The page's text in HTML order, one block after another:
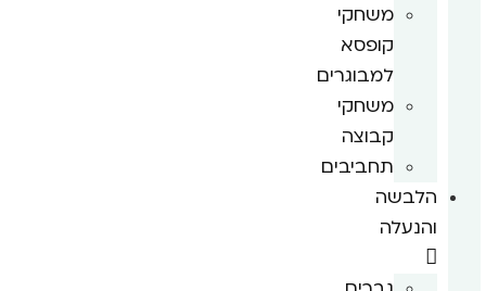
משחקי
קופסא
למבוגרים
משחקי
קבוצה
תחביבים
הלבשה
והנעלה